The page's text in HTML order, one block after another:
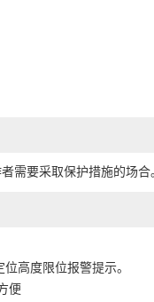
需要采取保护措施的场
高度限位报警提示。
便